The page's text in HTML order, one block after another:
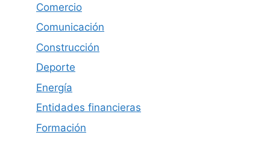
Comercio
Comunicación
Construcción
Deporte
Energía
Entidades financieras
Formación